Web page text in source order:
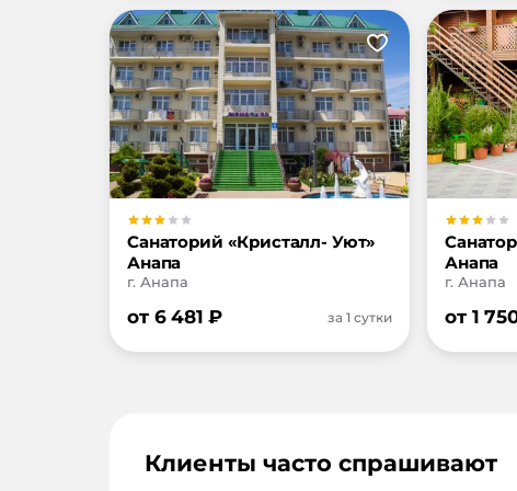
Санаторий «Кристалл- Уют»
Анапа
г. Анапа
от 6 481 ₽ за 1 сутки
Анапа
г. Анапа
от 1
Клиенты часто спрашивают